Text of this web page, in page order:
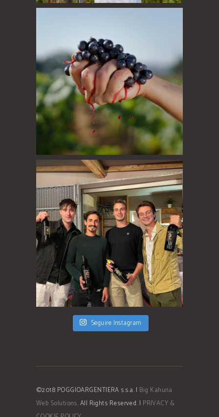
Seguire Instagram
©2018 POGGIOARGENTIERA s.s.a. | Big Kahuna
Web Solutions. All Rights Reserved. | PRIVACY &